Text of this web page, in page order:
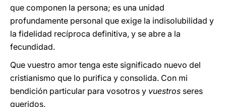
que componen la persona; es una unidad
profundamente personal que exige la indisolubilidad y
la fidelidad recíproca definitiva, y se abre a la
fecundidad.
Que vuestro amor tenga este significado nuevo del
cristianismo que lo purifica y consolida. Con mi
bendición particular para vosotros y vuestros seres
queridos.